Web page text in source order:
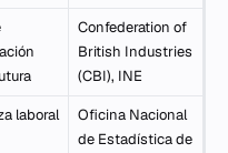
Confederation of
British Industries
(CBI), INE
laboral
Oficina Nacional
de Estadística de